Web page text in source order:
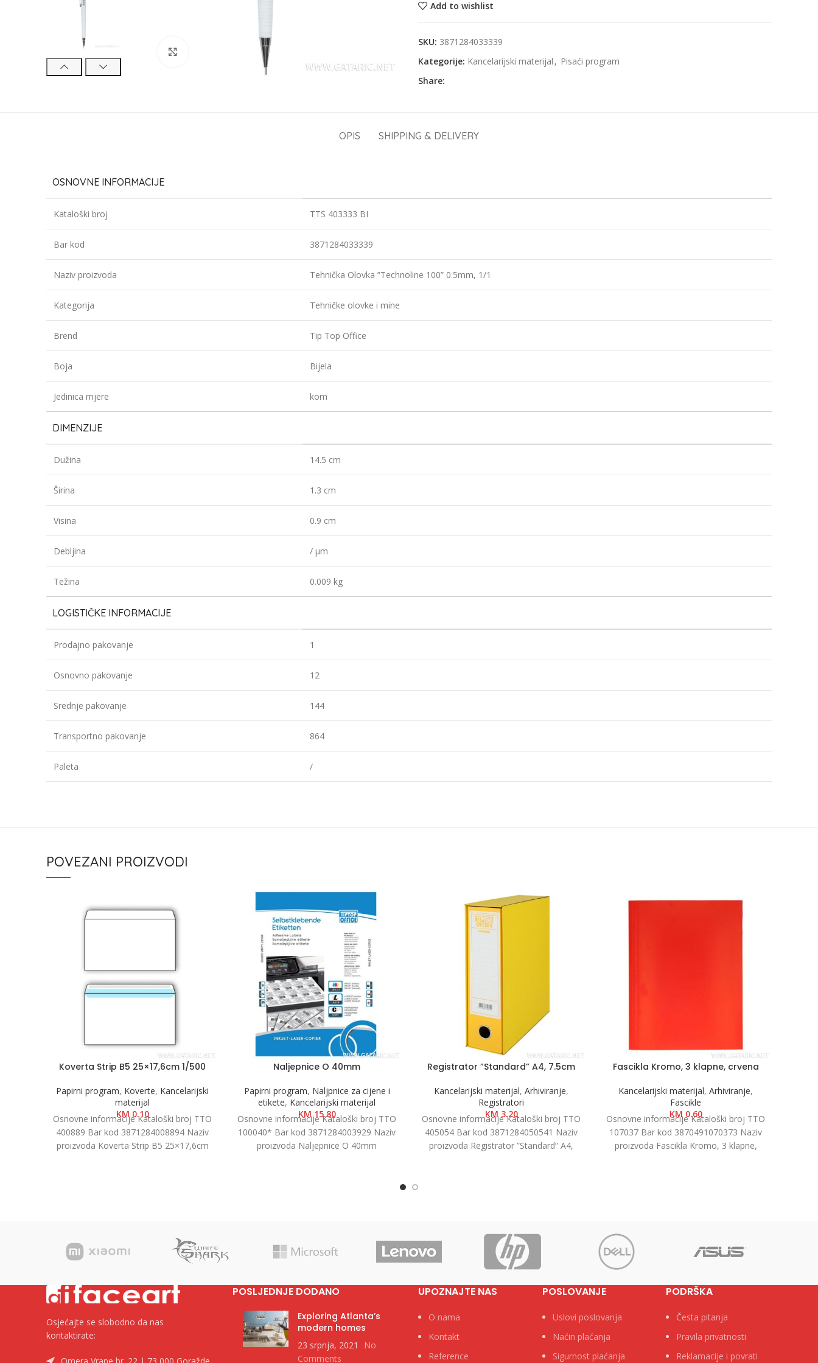
Add to wishlist
SKU: 3871284033339
Kategorije: Kancelarijski materijal , Pisaći program
Share:
OPIS SHIPPING & DELIVERY
OSNOVNE INFORMACIJE
Kataloški broj TTS 403333 BI
Bar kod 3871284033339
Naziv proizvoda Tehnička Olovka ”Technoline 100” 0.5mm, 1/1
Kategorija Tehničke olovke i mine
Brend Tip Top Office
Boja Bijela
Jedinica mjere kom
DIMENZIJE
Dužina 14.5 cm
Širina 1.3 cm
Visina 0.9 cm
Debljina / µm
Težina 0.009 kg
LOGISTIČKE INFORMACIJE
Prodajno pakovanje 1
Osnovno pakovanje 12
Srednje pakovanje 144
Transportno pakovanje 864
Paleta /
POVEZANI PROIZVODI
Koverta Strip B5 25×17,6cm 1/500
Papirni program, Koverte, Kancelarijski
materijal
KM0.10
Osnovne informacije Kataloški broj TTO
400889 Bar kod 3871284008894 Naziv
proizvoda Koverta Strip B5 25×17,6cm
Naljepnice O 40mm
Papirni program, Naljpnice za cijene i
etikete, Kancelarijski materijal
KM15.80
Osnovne informacije Kataloški broj TTO
100040* Bar kod 3871284003929 Naziv
proizvoda Naljepnice O 40mm
Registrator ”Standard” A4, 7.5cm
Kancelarijski materijal, Arhiviranje,
Registratori
KM3.20
Osnovne informacije Kataloški broj TTO
405054 Bar kod 3871284050541 Naziv
proizvoda Registrator ”Standard” A4,
Fascikla Kromo, 3 klapne, crvena
Kancelarijski materijal, Arhiviranje,
Fascikle
KM0.60
Osnovne informacije Kataloški broj TTO
107037 Bar kod 3870491070373 Naziv
proizvoda Fascikla Kromo, 3 klapne,
Osjećajte se slobodno da nas
kontaktirate:
POSLJEDNJE DODANO
Exploring Atlanta’s
modern homes
23 srpnja, 2021
No
Comments
UPOZNAJTE NAS
O nama
Kontakt
Reference
POSLOVANJE
Uslovi poslovanja
Naćin plaćanja
Sigurnost plaćanja
PODRŠKA
Česta pitanja
Pravila privatnosti
Reklamacije i povrati